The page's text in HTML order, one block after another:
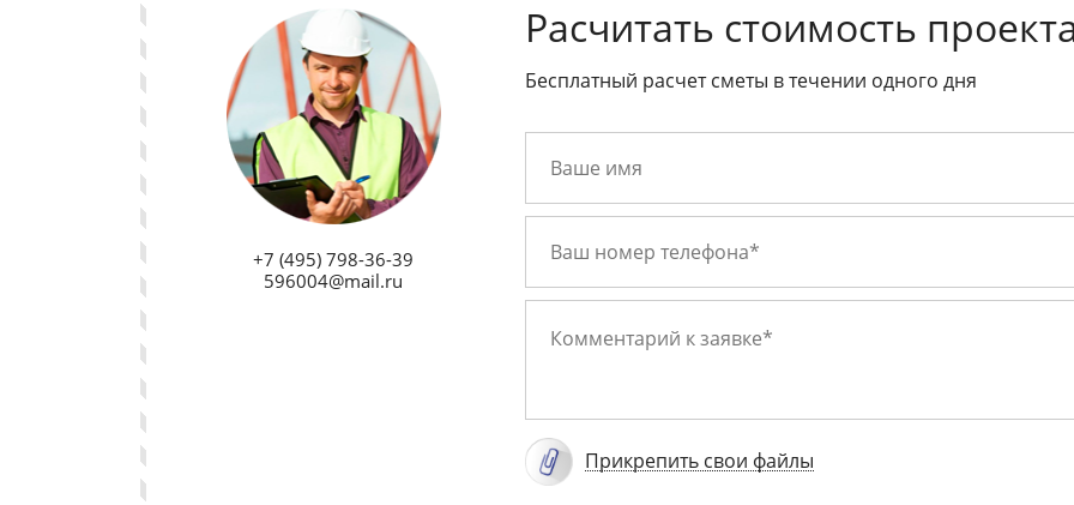
+7 (495) 798-36-39
596004@mail.ru
Расчитать стоимость
Бесплатный расчет сметы в течении одного дня
Прикрепить свои файлы